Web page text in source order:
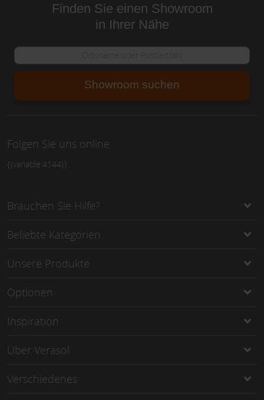
Finden Sie einen Showroom
in Ihrer Nähe
Showroom suchen
Folgen Sie uns online
{{variable:4144}}
Brauchen Sie Hilfe?
Beliebte Kategorien
Unsere Produkte
Optionen
Inspiration
Über Verasol
Verschiedenes